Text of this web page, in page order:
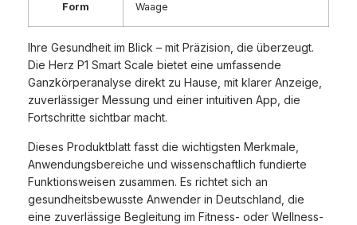
Form Waage
Ihre Gesundheit im Blick – mit Präzision, die überzeugt.
Die Herz P1 Smart Scale bietet eine umfassende
Ganzkörperanalyse direkt zu Hause, mit klarer Anzeige,
zuverlässiger Messung und einer intuitiven App, die
Fortschritte sichtbar macht.
Dieses Produktblatt fasst die wichtigsten Merkmale,
Anwendungsbereiche und wissenschaftlich fundierte
Funktionsweisen zusammen. Es richtet sich an
gesundheitsbewusste Anwender in Deutschland, die
eine zuverlässige Begleitung im Fitness- oder Wellness-